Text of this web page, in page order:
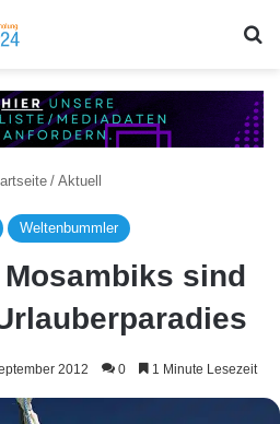
/ Aktuell
Weltenbummler
sind
2012 0 1 Minute Lesezeit